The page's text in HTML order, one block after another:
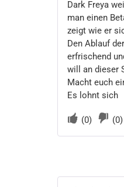
Dark Freya
man einen
zeigt wie er
Den Ablauf
erfrischend
will an dieser
Macht euch
Es lohnt sich
(0) (0)